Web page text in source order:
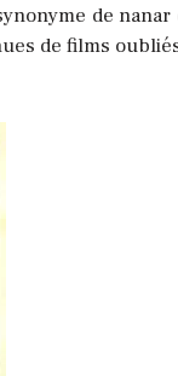
de nanar
de films